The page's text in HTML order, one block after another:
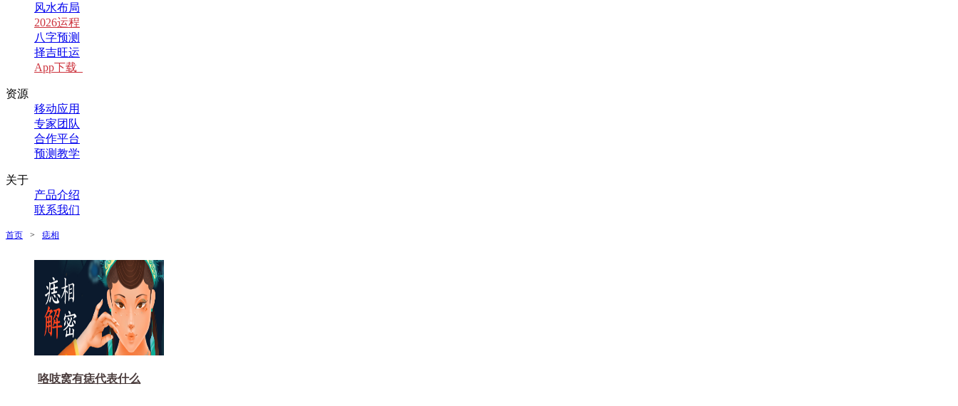
风水布局
2026运程
八字预测
择吉旺运
App下载
资源
移动应用
专家团队
合作平台
预测教学
关于
产品介绍
联系我们
首页 > 痣相
咯吱窝有痣代表什么